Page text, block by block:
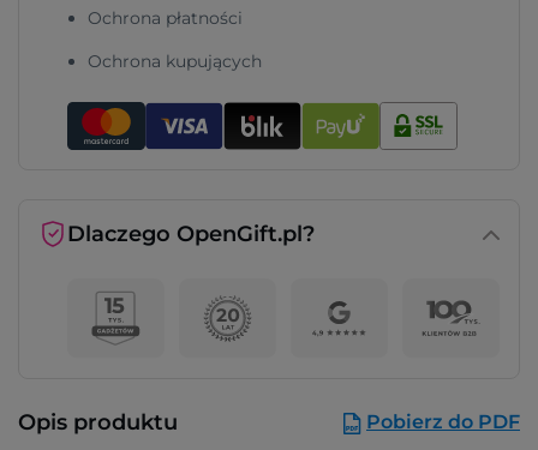
Ochrona płatności
Ochrona kupujących
Dlaczego OpenGift.pl?
Opis produktu Pobierz do PDF